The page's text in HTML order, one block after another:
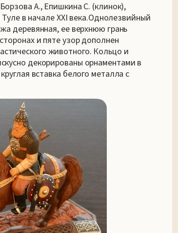
А., Епишкина С. (клинок),
в начале XXI века.Однолезвийный
деревянная, ее верхнюю грань
и пяте узор дополнен
животного. Кольцо и
декорированы орнаментами в
вставка белого металла с